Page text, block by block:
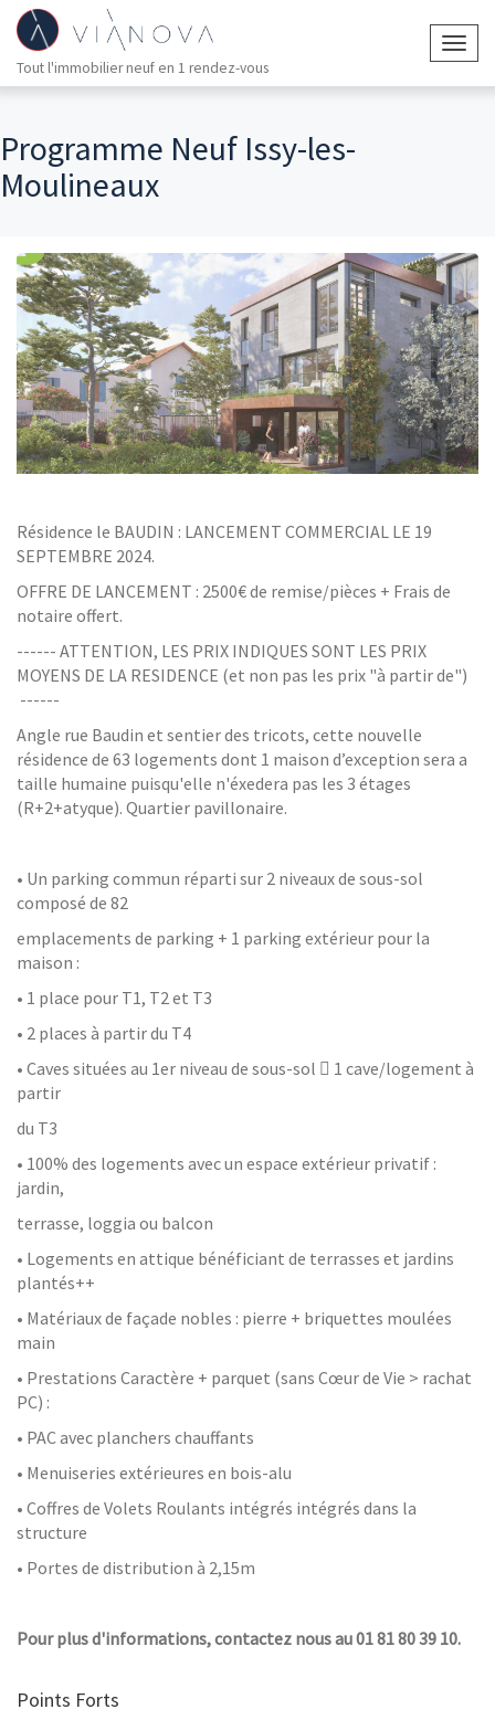
Tout l'immobilier neuf en 1 rendez-vous
Programme Neuf Issy-les-
Moulineaux
Résidence le BAUDIN : LANCEMENT COMMERCIAL LE 19
SEPTEMBRE 2024.
OFFRE DE LANCEMENT : 2500€ de remise/pièces + Frais de
notaire offert.
------ ATTENTION, LES PRIX INDIQUES SONT LES PRIX
MOYENS DE LA RESIDENCE (et non pas les prix "à partir de")
------
Angle rue Baudin et sentier des tricots, cette nouvelle
résidence de 63 logements dont 1 maison d’exception sera a
taille humaine puisqu'elle n'éxedera pas les 3 étages
(R+2+atyque). Quartier pavillonaire.
• Un parking commun réparti sur 2 niveaux de sous-sol
composé de 82
emplacements de parking + 1 parking extérieur pour la
maison :
• 1 place pour T1, T2 et T3
• 2 places à partir du T4
• Caves situées au 1er niveau de sous-sol  1 cave/logement à
partir
du T3
• 100% des logements avec un espace extérieur privatif :
jardin,
terrasse, loggia ou balcon
• Logements en attique bénéficiant de terrasses et jardins
plantés++
• Matériaux de façade nobles : pierre + briquettes moulées
main
• Prestations Caractère + parquet (sans Cœur de Vie > rachat
PC) :
• PAC avec planchers chauffants
• Menuiseries extérieures en bois-alu
• Coffres de Volets Roulants intégrés intégrés dans la
structure
• Portes de distribution à 2,15m
Pour plus d'informations, contactez nous au 01 81 80 39 10.
Points Forts